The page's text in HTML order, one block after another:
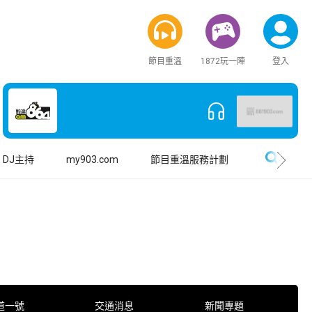
節目重溫 1872玩一陣 登入
DJ主持 my903.com 節目重溫服務計劃
一號 交通消息 新聞專題